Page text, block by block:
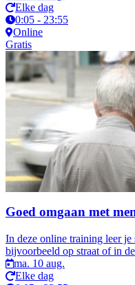
Elke dag
0:05 - 23:55
Online
Gratis
Goed omgaan met
In deze online training leer je
bijvoorbeeld op straat of in
ma. 10 aug.
Elke dag